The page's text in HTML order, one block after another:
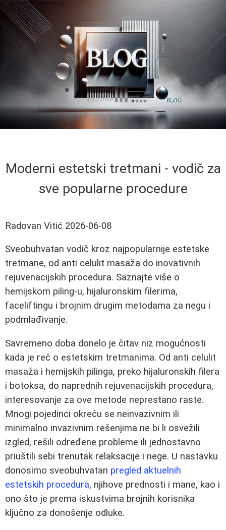
Moderni estetski tretmani - vodič za
sve popularne procedure
Radovan Vitić 2026-06-08
Sveobuhvatan vodič kroz najpopularnije estetske
tretmane, od anti celulit masaža do inovativnih
rejuvenacijskih procedura. Saznajte više o
hemijskom piling-u, hijaluronskim filerima,
faceliftingu i brojnim drugim metodama za negu i
podmlađivanje.
Savremeno doba donelo je čitav niz mogućnosti
kada je reč o estetskim tretmanima. Od anti celulit
masaža i hemijskih pilinga, preko hijaluronskih filera
i botoksa, do naprednih rejuvenacijskih procedura,
interesovanje za ove metode neprestano raste.
Mnogi pojedinci okreću se neinvazivnim ili
minimalno invazivnim rešenjima ne bi li osvežili
izgled, rešili određene probleme ili jednostavno
priuštili sebi trenutak relaksacije i nege. U nastavku
donosimo sveobuhvatan pregled aktuelnih
estetskih procedura, njihove prednosti i mane, kao i
ono što je prema iskustvima brojnih korisnika
ključno za donošenje odluke.